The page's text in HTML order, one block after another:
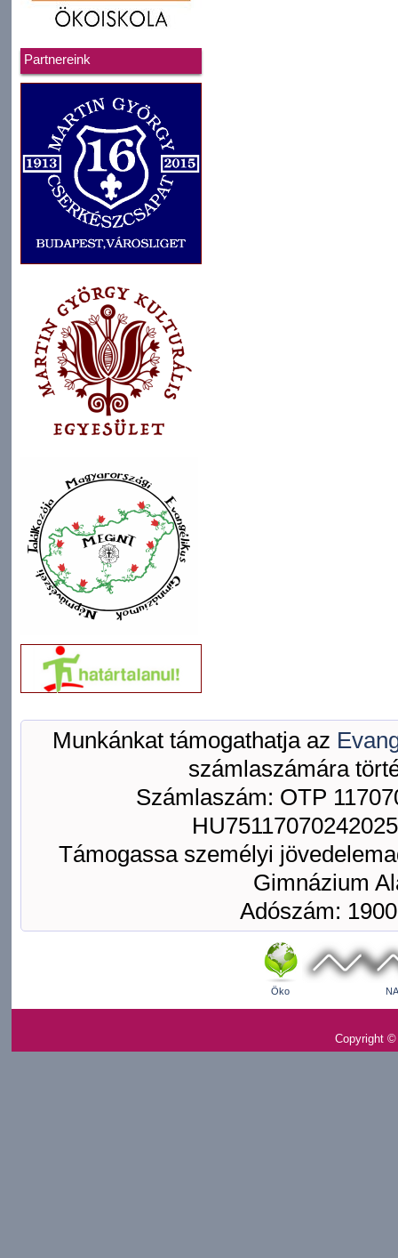
Partnereink
Munkánkat támogathatja az
számlaszámára
Számlaszám: OTP
Támogassa személyi
Gimnázium
Adószám:
Öko
Copyright